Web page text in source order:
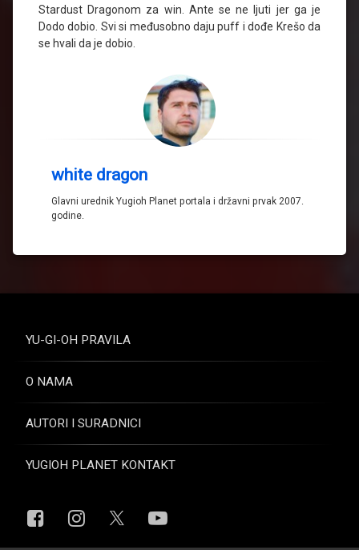
Stardust Dragonom za win. Ante se ne ljuti jer ga je
Dodo dobio. Svi si međusobno daju puff i dođe Krešo da
se hvali da je dobio.
white dragon
Glavni urednik Yugioh Planet portala i državni prvak 2007.
godine.
YU-GI-OH PRAVILA
O NAMA
AUTORI I SURADNICI
YUGIOH PLANET KONTAKT
FacebookInstagramYouTube